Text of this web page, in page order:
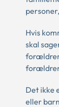
Hvis
skal
Det ikke
eller